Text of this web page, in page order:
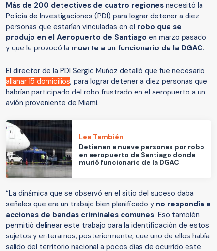
Más de 200 detectives de cuatro regiones necesitó la
Policía de Investigaciones (PDI) para lograr detener a diez
personas que estarían vinculadas en el robo que se
produjo en el Aeropuerto de Santiago en marzo pasado
y que le provocó la muerte a un funcionario de la DGAC.
El director de la PDI Sergio Muñoz detalló que fue necesario
allanar 15 domicilios, para lograr detener a diez personas que
habrían participado del robo frustrado en el aeropuerto a un
avión proveniente de Miami.
Lee También
Detienen a nueve personas por robo
en aeropuerto de Santiago donde
murió funcionario de la DGAC
“La dinámica que se observó en el sitio del suceso daba
señales que era un trabajo bien planificado y no respondía a
acciones de bandas criminales comunes. Eso también
permitió delinear este trabajo para la identificación de estos
sujetos y enterarnos, posteriormente, que uno de ellos había
salido del territorio nacional a pocos días de ocurrido este